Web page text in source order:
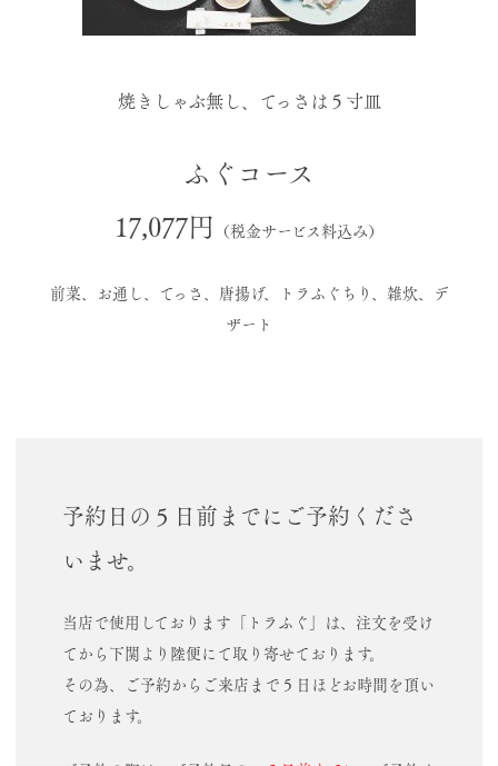
焼きしゃぶ無し、てっさは５寸皿
ふぐコース
17,077円 （税金サービス料込み）
前菜、お通し、てっさ、唐揚げ、トラふぐちり、雑炊、デ
ザート
予約日の５日前までにご予約くださ
いませ。
当店で使用しております「トラふぐ」は、注文を受け
てから下関より陸便にて取り寄せております。
その為、ご予約からご来店まで５日ほどお時間を頂い
ております。